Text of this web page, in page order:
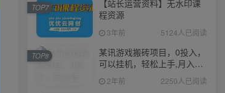
【站长运营资料】无水印课
程资源
3年前 5124人已阅读
TOP7
某讯游戏搬砖项目，0投入，
可以挂机，轻松上手,月入
3000+上不封顶
2年前 2250人已阅读
TOP8